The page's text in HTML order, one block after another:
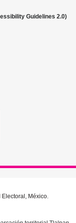
Guidelines 2.0)
México.